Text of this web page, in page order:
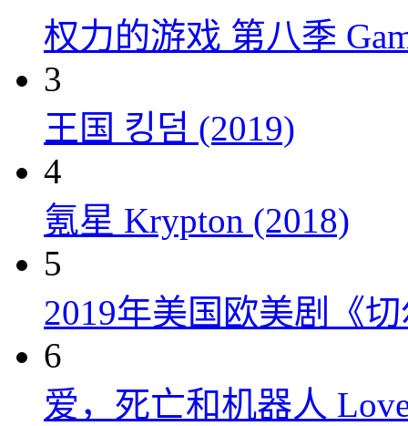
权力的游戏 第八季
3
王国 킹덤 (2019)
4
氪星 Krypton (2018)
5
2019年美国欧美剧《
6
爱，死亡和机器人